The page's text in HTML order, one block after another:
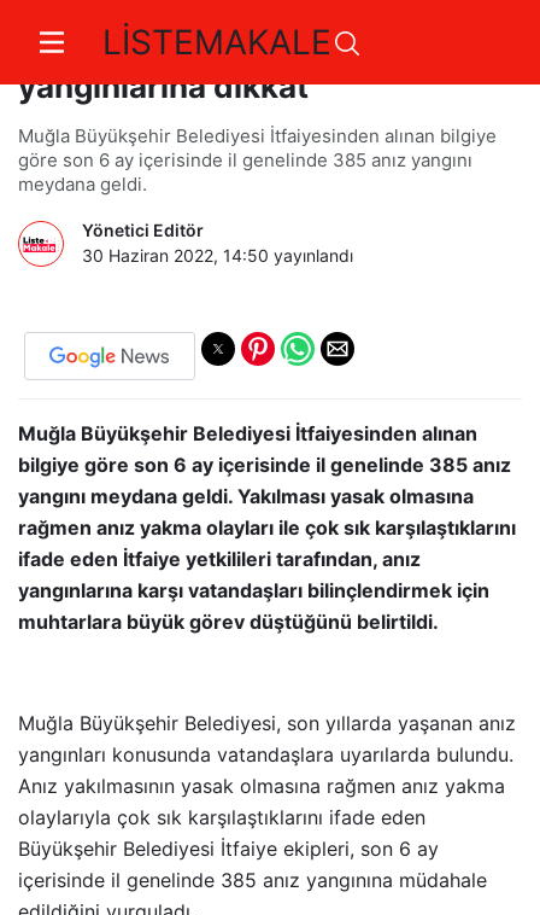
LİSTEMAKALE
Muğla Büyükşehir uyardı: “Anız
yangınlarına dikkat”
Muğla Büyükşehir Belediyesi İtfaiyesinden alınan bilgiye
göre son 6 ay içerisinde il genelinde 385 anız yangını
meydana geldi.
Yönetici Editör
30 Haziran 2022, 14:50 yayınlandı
Muğla Büyükşehir Belediyesi İtfaiyesinden alınan
bilgiye göre son 6 ay içerisinde il genelinde 385 anız
yangını meydana geldi. Yakılması yasak olmasına
rağmen anız yakma olayları ile çok sık karşılaştıklarını
ifade eden İtfaiye yetkilileri tarafından, anız
yangınlarına karşı vatandaşları bilinçlendirmek için
muhtarlara büyük görev düştüğünü belirtildi.
Muğla Büyükşehir Belediyesi, son yıllarda yaşanan anız
yangınları konusunda vatandaşlara uyarılarda bulundu.
Anız yakılmasının yasak olmasına rağmen anız yakma
olaylarıyla çok sık karşılaştıklarını ifade eden
Büyükşehir Belediyesi İtfaiye ekipleri, son 6 ay
içerisinde il genelinde 385 anız yangınına müdahale